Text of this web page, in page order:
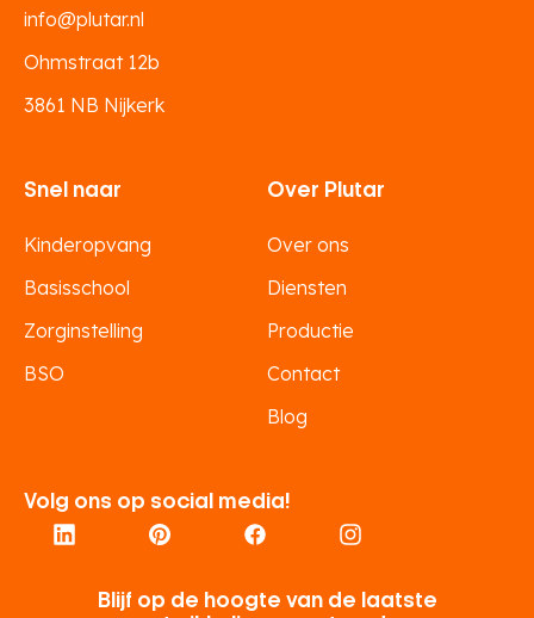
Volg ons op social media!
info@plutar.nl
Ohmstraat 12b
3861 NB Nijkerk
Snel naar
Kinderopvang
Basisschool
Zorginstelling
BSO
Over Plutar
Over ons
Diensten
Productie
Contact
Blog
Blijf op de hoogte van de laatste